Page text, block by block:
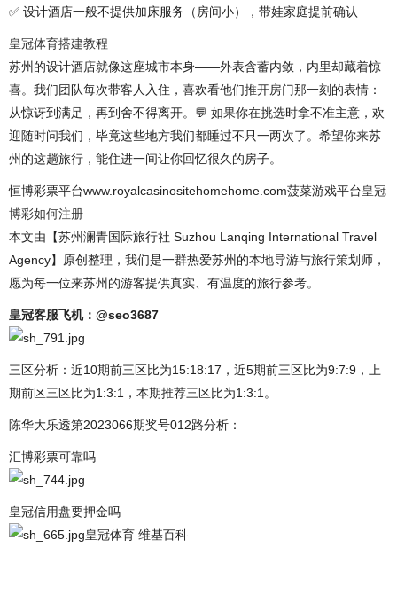
✅ 设计酒店一般不提供加床服务（房间小），带娃家庭提前确认
皇冠体育搭建教程
苏州的设计酒店就像这座城市本身——外表含蓄内敛，内里却藏着惊
喜。我们团队每次带客人入住，喜欢看他们推开房门那一刻的表情：
从惊讶到满足，再到舍不得离开。💬 如果你在挑选时拿不准主意，欢
迎随时问我们，毕竟这些地方我们都睡过不只一两次了。希望你来苏
州的这趟旅行，能住进一间让你回忆很久的房子。
恒博彩票平台www.royalcasinositehomehome.com菠菜游戏平台皇冠
博彩如何注册
本文由【苏州澜青国际旅行社 Suzhou Lanqing International Travel
Agency】原创整理，我们是一群热爱苏州的本地导游与旅行策划师，
愿为每一位来苏州的游客提供真实、有温度的旅行参考。
皇冠客服飞机：@seo3687
三区分析：近10期前三区比为15:18:17，近5期前三区比为9:7:9，上
期前区三区比为1:3:1，本期推荐三区比为1:3:1。
陈华大乐透第2023066期奖号012路分析：
汇博彩票可靠吗
皇冠信用盘要押金吗
皇冠体育 维基百科